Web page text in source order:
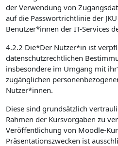
der Verwendung von
auf die Passwortrichtlinie der
Benutzer*innen der IT-Services
4.2.2 Die*Der Nutzer*in ist
datenschutzrechtlichen
insbesondere im Umgang mit
zugänglichen
Nutzer*innen.
Diese sind grundsätzlich
Rahmen der Kursvorgaben zu
Veröffentlichung von Moodle-
Präsentationszwecken ist